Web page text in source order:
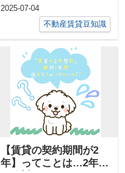
ポイントお部屋探しをしている
と、物件情報...
2025-07-04
不動産賃貸豆知識
【賃貸の契約期間が2
年】ってことは…2年間